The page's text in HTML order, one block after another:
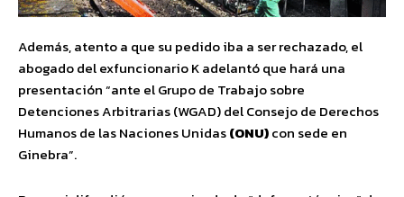
Además, atento a que su pedido iba a ser rechazado, el
abogado del exfuncionario K adelantó que hará una
presentación “ante el Grupo de Trabajo sobre
Detenciones Arbitrarias (WGAD) del Consejo de Derechos
Humanos de las Naciones Unidas(ONU)con sede en
Ginebra”.